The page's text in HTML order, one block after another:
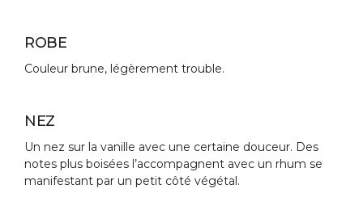
ROBE
Couleur brune, légèrement trouble.
NEZ
Un nez sur la vanille avec une certaine douceur. Des
notes plus boisées l’accompagnent avec un rhum se
manifestant par un petit côté végétal.